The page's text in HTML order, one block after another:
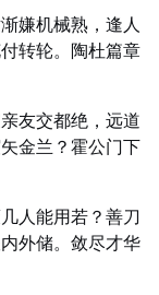
嫌机械熟，逢人
转轮。陶杜篇章
友交都绝，远道
金兰？霍公门下
人能用若？善刀
外储。敛尽才华